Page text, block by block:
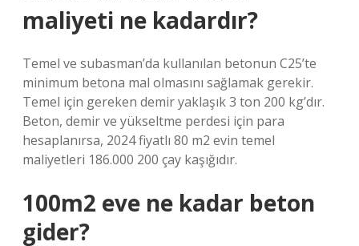
maliyeti ne kadardır?
Temel ve subasman’da kullanılan betonun C25’te
minimum betona mal olmasını sağlamak gerekir.
Temel için gereken demir yaklaşık 3 ton 200 kg’dır.
Beton, demir ve yükseltme perdesi için para
hesaplanırsa, 2024 fiyatlı 80 m2 evin temel
maliyetleri 186.000 200 çay kaşığıdır.
100m2 eve ne kadar beton
gider?